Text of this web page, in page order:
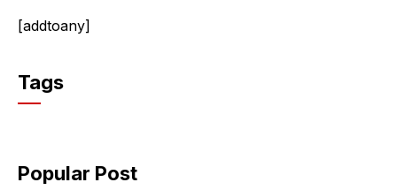
[addtoany]
Tags
Popular Post